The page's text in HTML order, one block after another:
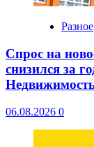
Разное
Спрос на
снизился за
06.08.2026 0